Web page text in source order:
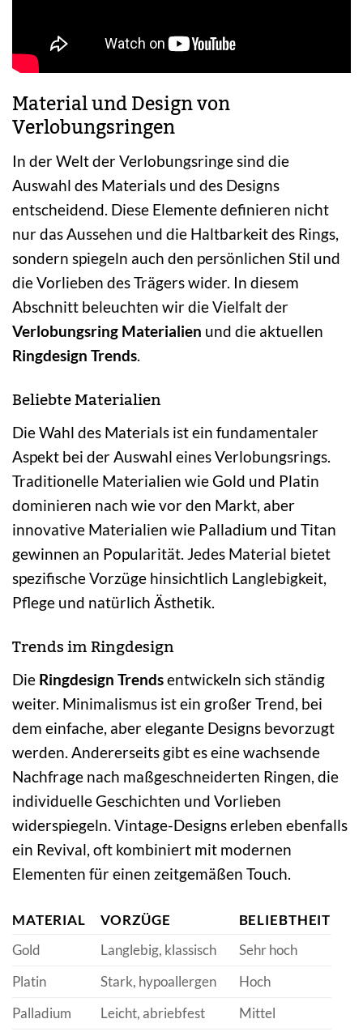
Material und Design von
Verlobungsringen
In der Welt der Verlobungsringe sind die
Auswahl des Materials und des Designs
entscheidend. Diese Elemente definieren nicht
nur das Aussehen und die Haltbarkeit des Rings,
sondern spiegeln auch den persönlichen Stil und
die Vorlieben des Trägers wider. In diesem
Abschnitt beleuchten wir die Vielfalt der
Verlobungsring Materialien und die aktuellen
Ringdesign Trends.
Beliebte Materialien
Die Wahl des Materials ist ein fundamentaler
Aspekt bei der Auswahl eines Verlobungsrings.
Traditionelle Materialien wie Gold und Platin
dominieren nach wie vor den Markt, aber
innovative Materialien wie Palladium und Titan
gewinnen an Popularität. Jedes Material bietet
spezifische Vorzüge hinsichtlich Langlebigkeit,
Pflege und natürlich Ästhetik.
Trends im Ringdesign
Die Ringdesign Trendsentwickeln sich ständig
weiter. Minimalismus ist ein großer Trend, bei
dem einfache, aber elegante Designs bevorzugt
werden. Andererseits gibt es eine wachsende
Nachfrage nach maßgeschneiderten Ringen, die
individuelle Geschichten und Vorlieben
widerspiegeln. Vintage-Designs erleben ebenfalls
ein Revival, oft kombiniert mit modernen
Elementen für einen zeitgemäßen Touch.
MATERIAL VORZÜGE
BELIEBTHEIT
Gold
Langlebig, klassisch
Sehr hoch
Platin
Stark, hypoallergen
Hoch
Palladium
Leicht, abriebfest
Mittel